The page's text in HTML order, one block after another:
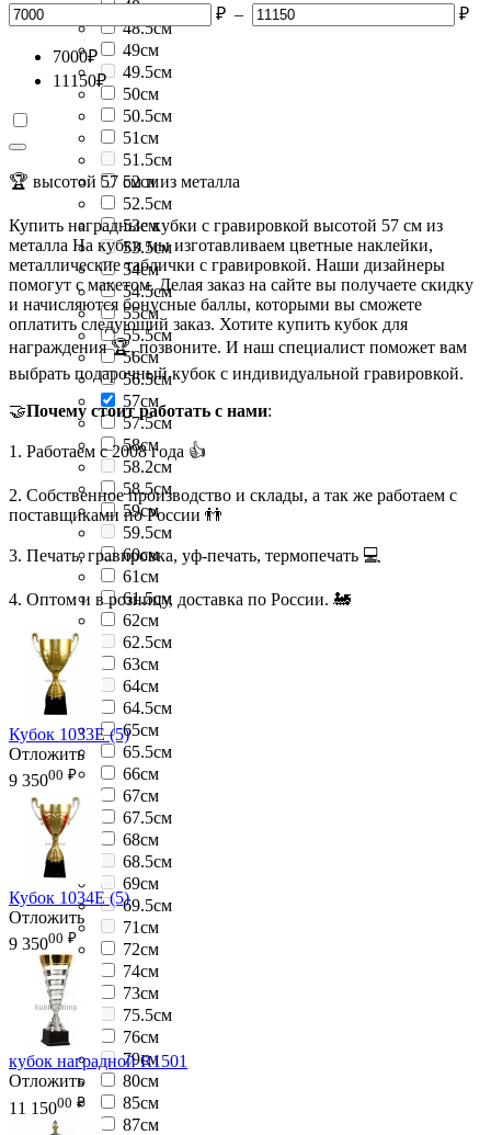
48см
48.5см
49см
49.5см
50см
50.5см
51см
51.5см
52см
52.5см
53см
53.5см
54см
54.5см
55см
55.5см
56см
56.5см
57см
57.5см
58см
58.2см
58.5см
59см
59.5см
60см
61см
61.5см
62см
62.5см
63см
64см
64.5см
65см
65.5см
66см
67см
67.5см
68см
68.5см
69см
69.5см
71см
72см
74см
73см
75.5см
76см
79см
80см
85см
87см
₽ – ₽
7000₽
11150₽
🏆 высотой 57 см и из металла
Купить наградные кубки с гравировкой высотой 57 см из
металла На кубки мы изготавливаем цветные наклейки,
металлические таблички с гравировкой. Наши дизайнеры
помогут с макетом. Делая заказ на сайте вы получаете скидку
и начисляются бонусные баллы, которыми вы сможете
оплатить следующий заказ. Хотите купить кубок для
награждения 🏆, позвоните. И наш специалист поможет вам
выбрать подарочный кубок с индивидуальной гравировкой.
🤝Почему стоит работать с нами:
1. Работаем с 2008 года 👍
2. Собственное производство и склады, а так же работаем с
поставщиками по России 👬
3. Печать, гравировка, уф-печать, термопечать 💻
4. Оптом и в розницу, доставка по России. 🚂
Кубок 1033E (5)
Отложить
9 35000 ₽
Кубок 1034E (5)
Отложить
9 35000 ₽
кубок наградной R1501
Отложить
11 15000 ₽